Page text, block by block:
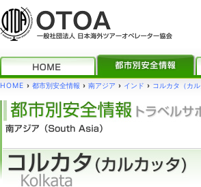
HOME › 都市別安全情報 › 南アジア › インド › コルカタ（カル